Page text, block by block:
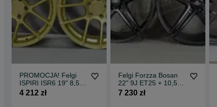
PROMOCJA! Felgi
ISPIRI ISR6 19" 8,5J
ET32+9,5J ET45
4 212 zł
Felgi Forzza Bosan
22" 9J ET25 + 10,5J
ET38 5x112 Satin
7 230 zł